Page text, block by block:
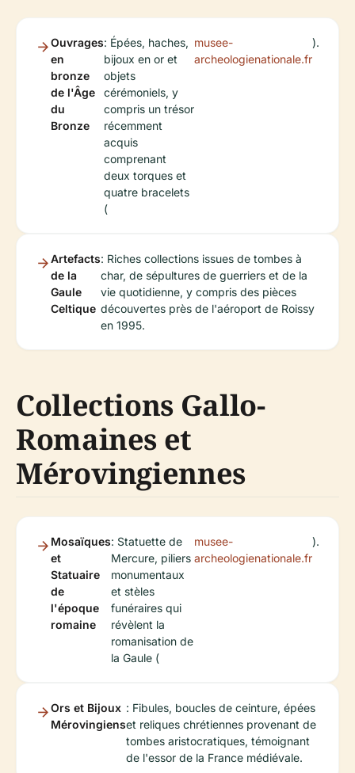
Ouvrages
en
bronze
de l'Âge
du
Bronze
: Épées, haches,
bijoux en or et
objets
cérémoniels, y
compris un trésor
récemment
acquis
comprenant
deux torques et
quatre bracelets
(
musee-
archeologienationale.fr
).
Artefacts
de la
Gaule
Celtique
: Riches collections issues de tombes à
char, de sépultures de guerriers et de la
vie quotidienne, y compris des pièces
découvertes près de l'aéroport de Roissy
en 1995.
Collections Gallo-
Romaines et
Mérovingiennes
Mosaïques
et
Statuaire
de
l'époque
romaine
: Statuette de
Mercure, piliers
monumentaux
et stèles
funéraires qui
révèlent la
romanisation de
la Gaule (
musee-
archeologienationale.fr
).
Ors et Bijoux
Mérovingiens
: Fibules, boucles de ceinture, épées
et reliques chrétiennes provenant de
tombes aristocratiques, témoignant
de l'essor de la France médiévale.